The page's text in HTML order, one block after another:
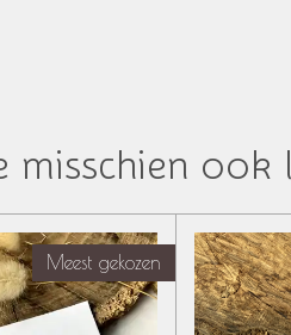
misschien ook
Meest gekozen